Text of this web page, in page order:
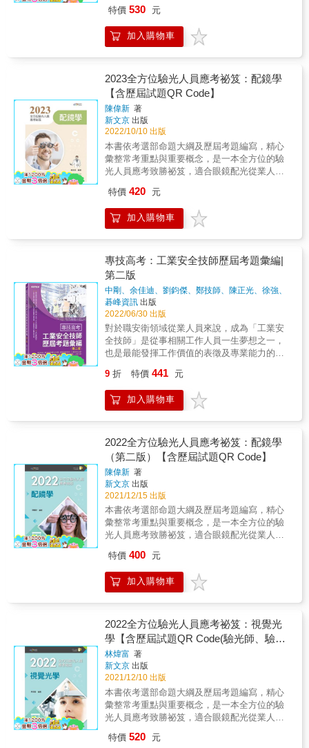
光概念並快速吸收運用。各章章末精選歷屆考
通，舉一反三。各章以星星符號代表歷屆考題
出題比例，數目越多代表出題比例越高，最多5
顆，以供讀者備考參酌。 & 書中以QR Code提
所需，還可掌握最新命題趨勢，是一本全方位
驗光人員應考致勝祕笈。 & 2023年版特別收錄
最新111年的專技驗光人員高普考考題，適合眼
鏡配光從業人員及視光相關科系學生準備應考
作者教學與實務經驗豐富，編寫本書學習架構
完整，包括：本章大綱、重點整理、隨文例題
（含專家闢析）及題庫練習（歷屆考題及專家
明，確實掌握命題方針。各章章末精選歷屆考
題及解答，並解析相關概念，使讀者能融會貫
通，舉一反三。各章以星星符號代表歷屆考題
出題比例，數目越多代表出題比例越高，最多5
顆，以供讀者備考參酌。書中以QR Code提供
讀者掃描下載歷屆試題題庫，以供應考複習所
需，還可掌握最新命題趨勢，是一本全方位驗
光人員應考致勝祕笈。2023年版特別收錄最新
111年的專技驗光人員高普考考題，適合眼鏡配
光從業人員及視光相關科系學生準備應考驗光
特價 530 元
加入購物車
2023全方位驗光人員應考祕笈：配鏡學
【含歷屆試題QR Code】
陳偉新 著
新文京 出版
2022/10/10 出版
本書依考選部命題大綱及歷屆考題編寫，精心
彙整常考重點與重要概念，是一本全方位的驗
光人員應考致勝祕笈，適合眼鏡配光從業人員
作者教學與實務經驗豐富，編寫本書學習架構
完整，包括：本章大綱、重點整理、隨文例題
（含專家闢析）及題庫練習（歷屆考題及專家
明，確實掌握命題方針。各章章末精選歷屆考
題及解答，並解析相關概念，使讀者能融會貫
通，舉一反三。各章以星星符號代表歷屆考題
出題比例，數目越多代表出題比例越高，最多5
顆，以供讀者備考參酌。書中以QR Code提供
讀者掃描下載歷屆試題題庫，以供應考複習所
需，還可掌握最新命題趨勢，是一本全方位驗
光人員應考致勝祕笈。2023年版特別收錄最新
111年的專技驗光人員高普考考題，適合眼鏡配
光從業人員及視光相關科系學生準備應考驗光
特價 420 元
加入購物車
專技高考：工業安全技師歷屆考題彙編|
第二版
中剛、余佳迪、劉鈞傑、鄭技師、陳正光、徐強、
葉日宏、黃奕舜
碁峰資訊 出版
2022/06/30 出版
對於職安衛領域從業人員來說，成為「工業安
全技師」是從事相關工作人員一生夢想之一，
也是最能發揮工作價值的表徵及專業能力的肯
究、分析、檢驗、鑑定、評估及計畫管理等業
務的核心能力達到一定的水準。 「工業安全技
師」應試科目：勞工安全衛生法規、風險危害
本書特色★陣容最強之職安衛作者群本書作者
為職業安全衛生界最具經驗之專家、名師，結
合多年工業安全技師考試經驗，合力打造最優
質考試參考書籍。 ★收錄98年至110年試題題
解為協助考生通盤瞭解工業安全技師考試出題
趨勢，收集最近13年試題並精闢詳解，使考生
在最短時間掌握答題方向。 ★各科重點提示業
界陣容最強之職安衛作者群，教學、輔導考證
經驗豐富之專家名師，針對考試重點精華、準
備方法，提出寶貴經驗，幫助考生找到最佳的
類各科考題依據命題大綱內容予以分門別類，
並加註出題年份依序排列，協助考生瞭解出題
脈動。 ★參考資料彙整方便準備彙整最具參考
且節省考試準備時間。 ★最新修訂之職安衛法
規歷年參考題解之答題內容，均已參照最新修
訂之職安衛法規之內容予以修正，跟上時代腳
步。
9 折 特價 441 元
加入購物車
2022全方位驗光人員應考祕笈：配鏡學
（第二版）【含歷屆試題QR Code】
陳偉新 著
新文京 出版
2021/12/15 出版
本書依考選部命題大綱及歷屆考題編寫，精心
彙整常考重點與重要概念，是一本全方位的驗
光人員應考致勝祕笈，適合眼鏡配光從業人員
作者教學與實務經驗豐富，編寫本書學習架構
完整，包括：本章大綱、重點整理、隨文例題
（含專家闢析）及題庫練習（歷屆考題及專家
明，確實掌握命題方針。各章章末精選歷屆考
題及解答，並解析相關概念，使讀者能融會貫
通，舉一反三。各章以星星符號代表歷屆考題
出題比例，數目越多代表出題比例越高，最多5
顆，以供讀者備考參酌。附贈歷屆試題題庫，
讀者可掃描書中QR Code閱讀，將歷屆考題依
年度別及章別排列，內含驗光人員（含驗光生
及驗光師）特種考試及高普考試題，以供應考
複習所需。2022年版除依最新視光資訊更新修
訂之外，並依2021年最新國考加入最新考題及
特價 400 元
加入購物車
2022全方位驗光人員應考祕笈：視覺光
學【含歷屆試題QR Code(驗光師、驗光
生)】
林煒富 著
新文京 出版
2021/12/10 出版
本書依考選部命題大綱及歷屆考題編寫，精心
彙整常考重點與重要概念，是一本全方位的驗
光人員應考致勝祕笈，適合眼鏡配光從業人員
作者教學與實務經驗豐富，編寫本書學習架構
特價 520 元